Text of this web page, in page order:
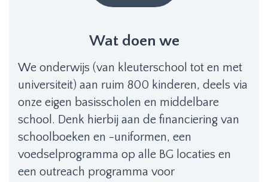
Wat doen we
We onderwijs (van kleuterschool tot en met
universiteit) aan ruim 800 kinderen, deels via
onze eigen basisscholen en middelbare
school. Denk hierbij aan de financiering van
schoolboeken en -uniformen, een
voedselprogramma op alle BG locaties en
een outreach programma voor